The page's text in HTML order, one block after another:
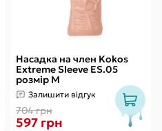
Насадка на член Kokos
Extreme Sleeve ES.05
розмір M
Залишити відгук
704 грн
597 грн